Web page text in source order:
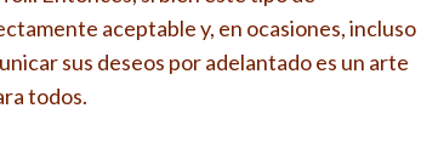
aceptable y, en ocasiones, incluso
sus deseos por adelantado es un arte
todos.